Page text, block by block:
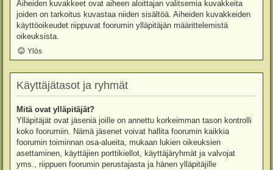
Aiheiden kuvakkeet ovat aiheen aloittajan valitsemia kuvakkeita
joiden on tarkoitus kuvastaa niiden sisältöä. Aiheiden kuvakkeiden
käyttöoikeudet riippuvat foorumin ylläpitäjän määrittelemistä
oikeuksista.
Ylös
Käyttäjätasot ja ryhmät
Mitä ovat ylläpitäjät?
Ylläpitäjät ovat jäseniä joille on annettu korkeimman tason kontrolli
koko foorumiin. Nämä jäsenet voivat hallita foorumin kaikkia
foorumin toiminnan osa-alueita, mukaan lukien oikeuksien
asettaminen, käyttäjien porttikiellot, käyttäjäryhmät ja valvojat
yms., riippuen foorumin perustajasta ja hänen ylläpitäjille